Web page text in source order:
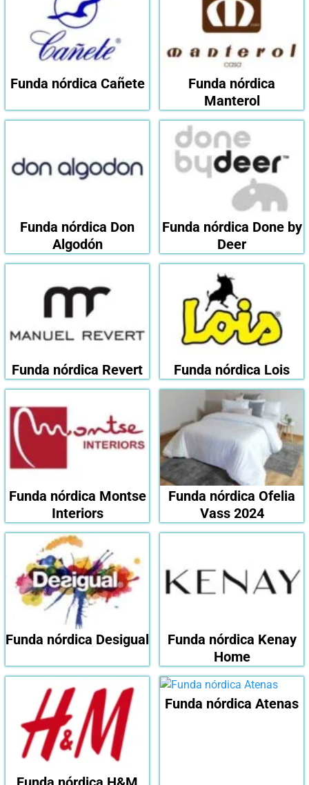
Funda nórdica Cañete
Funda nórdica
Manterol
Funda nórdica Don
Algodón
Funda nórdica Done by
Deer
Funda nórdica Revert Funda nórdica Lois
Funda nórdica Montse
Interiors
Funda nórdica Ofelia
Vass 2024
Funda nórdica Desigual
Funda nórdica Kenay
Home
Funda nórdica Atenas